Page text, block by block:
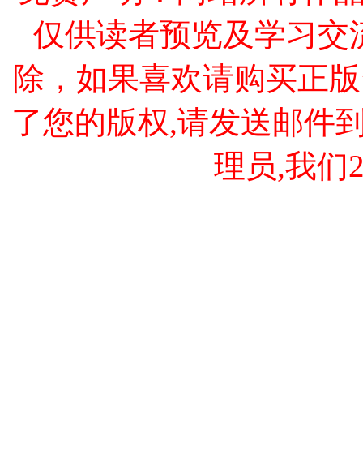
仅供读者预览及学习交
除，如果喜欢请购买正
了您的版权,请发送邮件
理员,我们